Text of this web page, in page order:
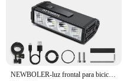
NEWBOLER-luz frontal para bicicleta, 10000 lúmenes, 10000mAh, linterna impermeable, carga USB, accesorios para lámpara de Ciclismo de Carretera MTB